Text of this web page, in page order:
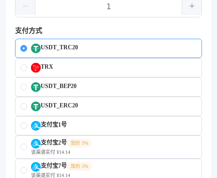
支付方式
USDT_TRC20
TRX
USDT_BEP20
USDT_ERC20
支付宝1号
支付宝2号
加价 5%
该渠道实付 ¥14.14
支付宝7号
加价 5%
该渠道实付 ¥14.14